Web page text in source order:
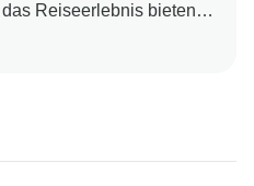
Reiseerlebnis bieten
Wir freuen uns darauf,